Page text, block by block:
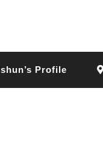
shun’s Profile